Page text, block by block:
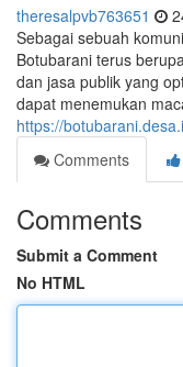
theresalpvb763651
Sebagai sebuah
Botubarani terus
dan jasa publik yang
dapat menemukan
https://
Comments
Comments
Submit a Comment
No HTML